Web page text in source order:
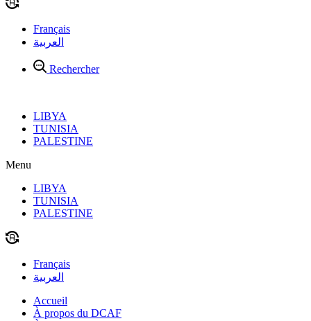
Français
العربية
Rechercher
LIBYA
TUNISIA
PALESTINE
Menu
LIBYA
TUNISIA
PALESTINE
Français
العربية
Accueil
À propos du DCAF